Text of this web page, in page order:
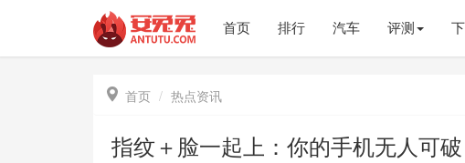
首页 排行 汽车 评测
 首页 热点资讯
指纹＋脸一起上：你的手机无人可破